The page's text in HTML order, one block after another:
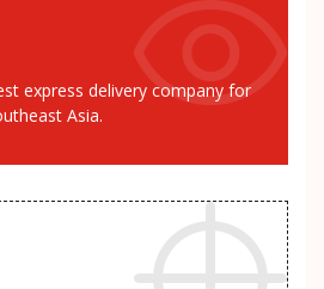
express delivery company for
Asia.